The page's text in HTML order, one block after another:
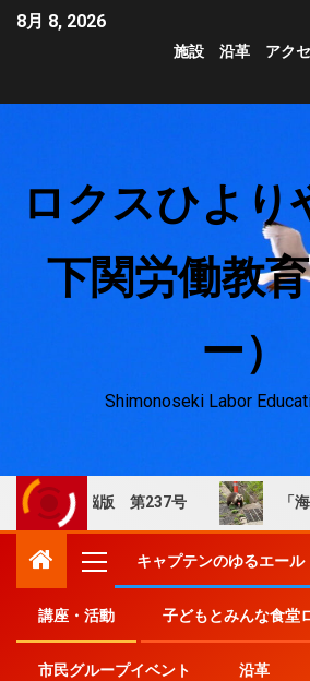
8月 8, 2026
施設 沿革 アク
ロクスひより
下関労働教
ー）
Shimonoseki Labor
電脳版 第237号 「海峡から
キャプテンのゆるエール
講座・活動 子どもとみんな食堂
市民グループイベント 沿革